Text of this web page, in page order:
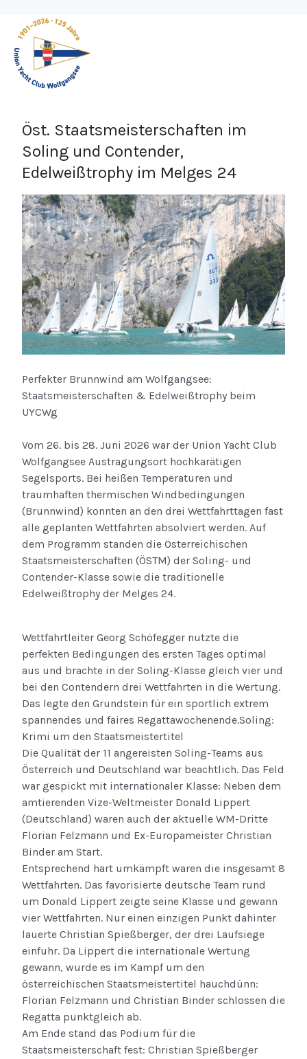
Öst. Staatsmeisterschaften im
Soling und Contender,
Edelweißtrophy im Melges 24
Perfekter Brunnwind am Wolfgangsee:
Staatsmeisterschaften & Edelweißtrophy beim
UYCWg
Vom 26. bis 28. Juni 2026 war der Union Yacht Club
Wolfgangsee Austragungsort hochkarätigen
Segelsports. Bei heißen Temperaturen und
traumhaften thermischen Windbedingungen
(Brunnwind) konnten an den drei Wettfahrttagen fast
alle geplanten Wettfahrten absolviert werden. Auf
dem Programm standen die Österreichischen
Staatsmeisterschaften (ÖSTM) der Soling- und
Contender-Klasse sowie die traditionelle
Edelweißtrophy der Melges 24.
Wettfahrtleiter Georg Schöfegger nutzte die
perfekten Bedingungen des ersten Tages optimal
aus und brachte in der Soling-Klasse gleich vier und
bei den Contendern drei Wettfahrten in die Wertung.
Das legte den Grundstein für ein sportlich extrem
spannendes und faires Regattawochenende.Soling:
Krimi um den Staatsmeistertitel
Die Qualität der 11 angereisten Soling-Teams aus
Österreich und Deutschland war beachtlich. Das Feld
war gespickt mit internationaler Klasse: Neben dem
amtierenden Vize-Weltmeister Donald Lippert
(Deutschland) waren auch der aktuelle WM-Dritte
Florian Felzmann und Ex-Europameister Christian
Binder am Start.
Entsprechend hart umkämpft waren die insgesamt 8
Wettfahrten. Das favorisierte deutsche Team rund
um Donald Lippert zeigte seine Klasse und gewann
vier Wettfahrten. Nur einen einzigen Punkt dahinter
lauerte Christian Spießberger, der drei Laufsiege
einfuhr. Da Lippert die internationale Wertung
gewann, wurde es im Kampf um den
österreichischen Staatsmeistertitel hauchdünn:
Florian Felzmann und Christian Binder schlossen die
Regatta punktgleich ab.
Am Ende stand das Podium für die
Staatsmeisterschaft fest: Christian Spießberger